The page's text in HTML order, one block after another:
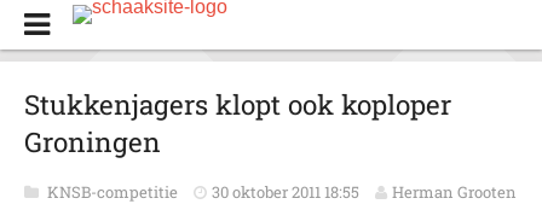
Stukkenjagers klopt ook koploper
Groningen
KNSB-competitie 30 oktober 2011 18:55
Herman Grooten